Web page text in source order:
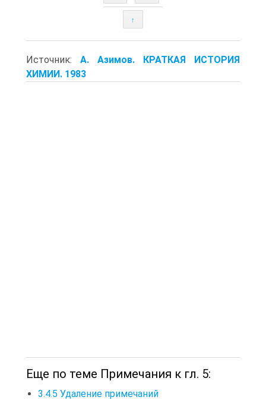
↑
Источник: А. Азимов. КРАТКАЯ ИСТОРИЯ
ХИМИИ. 1983
Еще по теме Примечания к гл. 5:
3.4.5 Удаление примечаний